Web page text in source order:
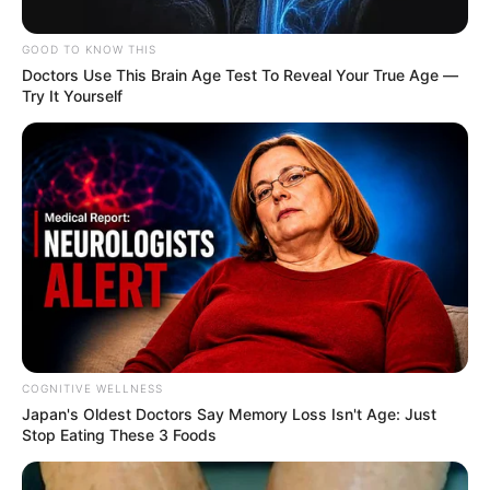
Alerta Tolima
Conozca los puntos de atención para la población
víctima del conflicto armado interno.
Por:July Pulgarín
Julio 8, 2022
GOOD TO KNOW THIS
Doctors Use This Brain Age Test To Reveal Your True Age —
Try It Yourself
COGNITIVE WELLNESS
Japan's Oldest Doctors Say Me​mory Lo​ss Isn't Age: Just
Stop Eating These 3 Foods